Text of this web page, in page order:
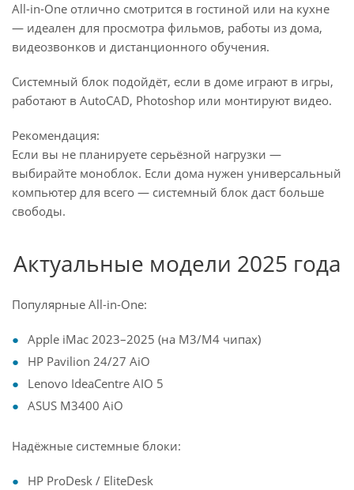
All-in-One отлично смотрится в гостиной или на кухне
— идеален для просмотра фильмов, работы из дома,
видеозвонков и дистанционного обучения.
Системный блок подойдёт, если в доме играют в игры,
работают в AutoCAD, Photoshop или монтируют видео.
Рекомендация:
Если вы не планируете серьёзной нагрузки —
выбирайте моноблок. Если дома нужен универсальный
компьютер для всего — системный блок даст больше
свободы.
Актуальные модели 2025 года
Популярные All-in-One:
Apple iMac 2023–2025 (на M3/M4 чипах)
HP Pavilion 24/27 AiO
Lenovo IdeaCentre AIO 5
ASUS M3400 AiO
Надёжные системные блоки:
HP ProDesk / EliteDesk